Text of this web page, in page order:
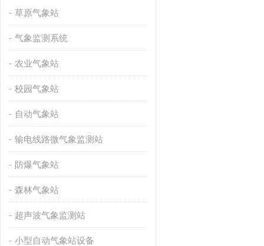
草原气象站
气象监测系统
农业气象站
校园气象站
自动气象站
输电线路微气象监测站
防爆气象站
森林气象站
超声波气象监测站
小型自动气象站设备